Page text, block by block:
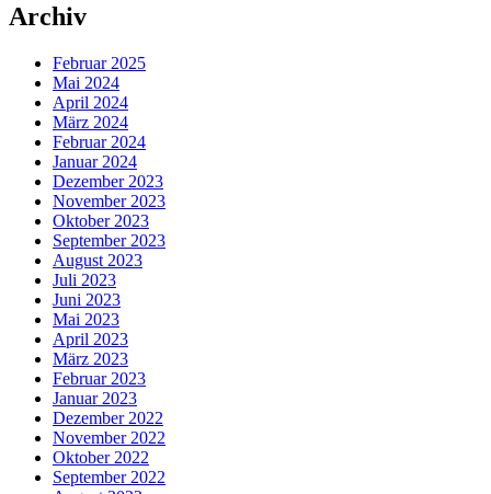
Archiv
Februar 2025
Mai 2024
April 2024
März 2024
Februar 2024
Januar 2024
Dezember 2023
November 2023
Oktober 2023
September 2023
August 2023
Juli 2023
Juni 2023
Mai 2023
April 2023
März 2023
Februar 2023
Januar 2023
Dezember 2022
November 2022
Oktober 2022
September 2022